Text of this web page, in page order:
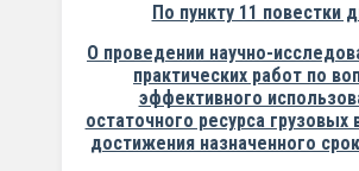
По пункту 11 повестки
О проведении научно-
практических работ по
эффективного
остаточного ресурса грузовых
достижения назначенного